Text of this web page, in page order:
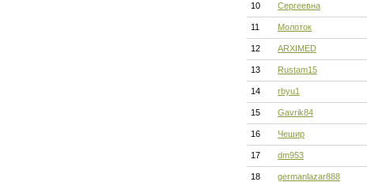
10 Сергеевна
11 Молоток
12 ARXIMED
13 Rustam15
14 rbyu1
15 Gavrik84
16 Чешир
17 dm953
18 germanlazar888